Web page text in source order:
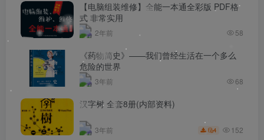
【电脑组装维修】全能一本通全彩版 PDF格
式 非常实用
2年前 58
《药物简史》——我们曾经生活在一个多么
危险的世界
3年前 68
汉字树 全套8册(内部资料)
3年前 4 152